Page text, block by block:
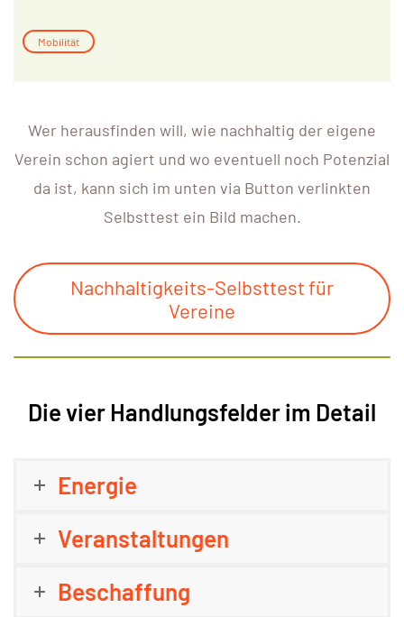
Mobilität
Wer herausfinden will, wie nachhaltig der eigene
Verein schon agiert und wo eventuell noch Potenzial
da ist, kann sich im unten via Button verlinkten
Selbsttest ein Bild machen.
Nachhaltigkeits-Selbsttest für
Vereine
Die vier Handlungsfelder im Detail
Energie
Veranstaltungen
Beschaffung